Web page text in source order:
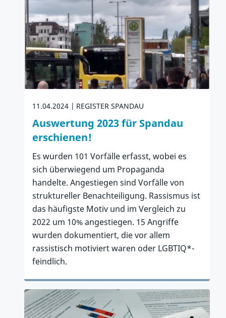
11.04.2024 REGISTER SPANDAU
Auswertung 2023 für Spandau
erschienen!
Es wurden 101 Vorfälle erfasst, wobei es
sich überwiegend um Propaganda
handelte. Angestiegen sind Vorfälle von
struktureller Benachteiligung. Rassismus ist
das häufigste Motiv und im Vergleich zu
2022 um 10% angestiegen. 15 Angriffe
wurden dokumentiert, die vor allem
rassistisch motiviert waren oder LGBTIQ*-
feindlich.
Zum Artikel